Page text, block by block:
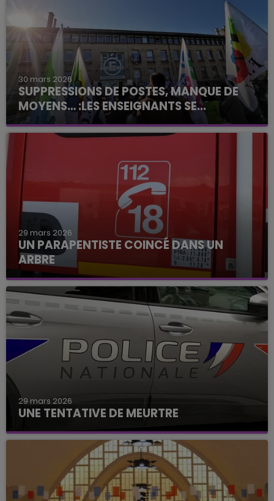
30 mars 2026
SUPPRESSIONS DE POSTES, MANQUE DE
MOYENS… :LES ENSEIGNANTS SE...
29 mars 2026
UN PARAPENTISTE COINCÉ DANS UN
ARBRE
29 mars 2026
UNE TENTATIVE DE MEURTRE